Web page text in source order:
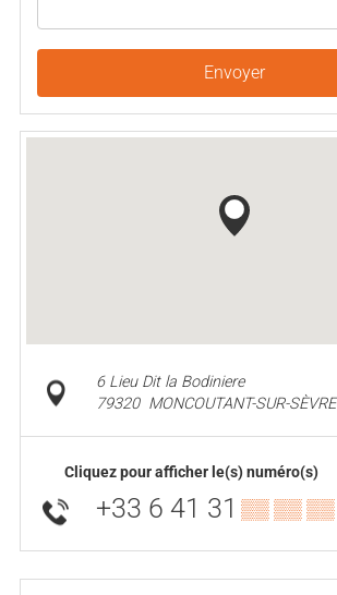
Envoyer
6 Lieu Dit la Bodiniere
79320 MONCOUTANT-SUR-SÈVRE
Cliquez pour afficher le(s) numéro(s)
+33 6 41 31 ▒▒ ▒▒ ▒▒